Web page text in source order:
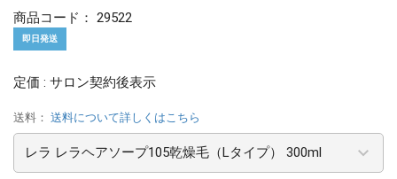
商品コード： 29522
即日発送
定価 : サロン契約後表示
送料： 送料について詳しくはこちら